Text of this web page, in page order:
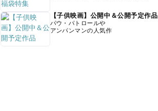
【子供映画】公開中＆公開予定作品
パウ・パトロールや
アンパンマンの人気作